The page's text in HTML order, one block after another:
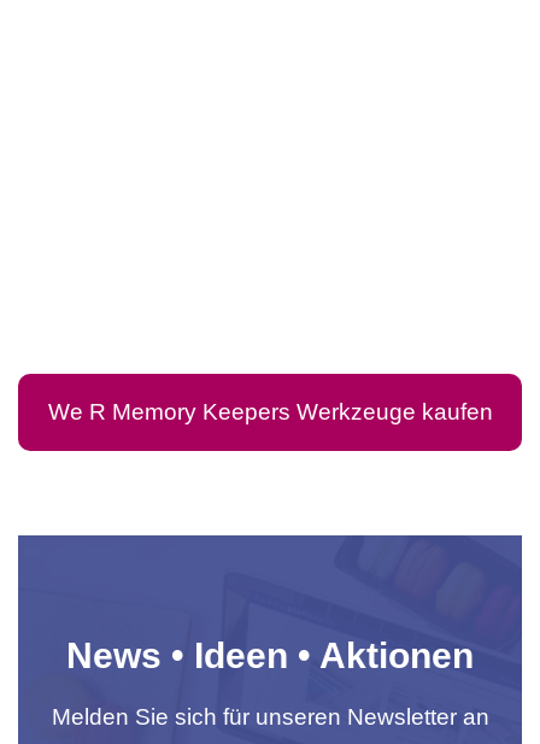
We R Memory Keepers Werkzeuge kaufen
News • Ideen • Aktionen
Melden Sie sich für unseren Newsletter an